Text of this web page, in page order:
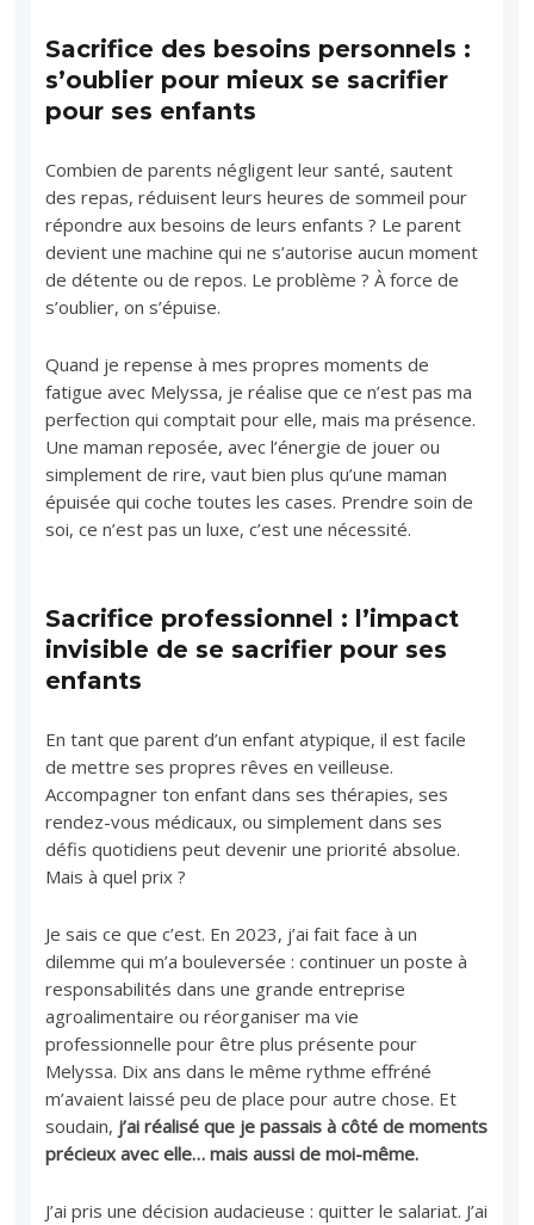
Sacrifice des besoins personnels :
s’oublier pour mieux se sacrifier
pour ses enfants
Combien de parents négligent leur santé, sautent
des repas, réduisent leurs heures de sommeil pour
répondre aux besoins de leurs enfants ? Le parent
devient une machine qui ne s’autorise aucun moment
de détente ou de repos. Le problème ? À force de
s’oublier, on s’épuise.
Quand je repense à mes propres moments de
fatigue avec Melyssa, je réalise que ce n’est pas ma
perfection qui comptait pour elle, mais ma présence.
Une maman reposée, avec l’énergie de jouer ou
simplement de rire, vaut bien plus qu’une maman
épuisée qui coche toutes les cases. Prendre soin de
soi, ce n’est pas un luxe, c’est une nécessité.
Sacrifice professionnel : l’impact
invisible de se sacrifier pour ses
enfants
En tant que parent d’un enfant atypique, il est facile
de mettre ses propres rêves en veilleuse.
Accompagner ton enfant dans ses thérapies, ses
rendez-vous médicaux, ou simplement dans ses
défis quotidiens peut devenir une priorité absolue.
Mais à quel prix ?
Je sais ce que c’est. En 2023, j’ai fait face à un
dilemme qui m’a bouleversée : continuer un poste à
responsabilités dans une grande entreprise
agroalimentaire ou réorganiser ma vie
professionnelle pour être plus présente pour
Melyssa. Dix ans dans le même rythme effréné
m’avaient laissé peu de place pour autre chose. Et
soudain, j’ai réalisé que je passais à côté de moments
précieux avec elle… mais aussi de moi-même.
J’ai pris une décision audacieuse : quitter le salariat. J’ai